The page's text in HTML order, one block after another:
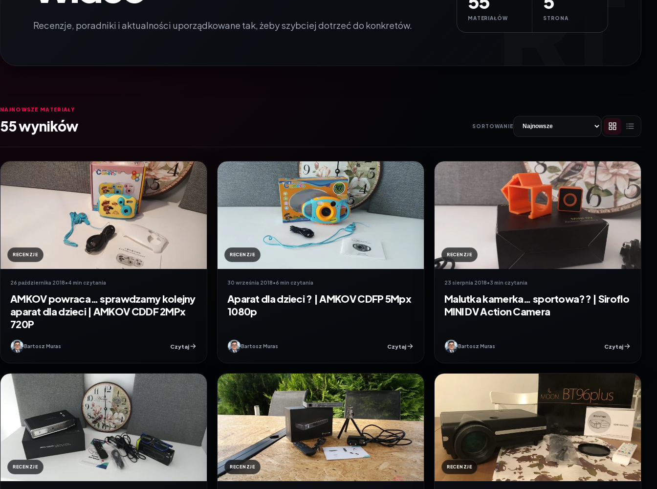
Recenzje, poradniki i aktualności uporządkowane tak, żeby szybciej dotrzeć do konkretów.
MATERIAŁÓW STRONA
NAJNOWSZE MATERIAŁY
55 wyników SORTOWANIE
RECENZJE
26 października 2018•4 min czytania
AMKOV powraca… sprawdzamy kolejny
aparat dla dzieci | AMKOV CDDF 2MPx
720P
Bartosz Muras Czytaj
RECENZJE
30 września 2018•6 min czytania
Aparat dla dzieci ? | AMKOV CDFP 5Mpx
1080p
Bartosz Muras Czytaj
RECENZJE
23 sierpnia 2018•3 min czytania
Malutka kamerka… sportowa?? | Siroflo
MINI DV Action Camera
Bartosz Muras Czytaj
RECENZJE RECENZJE RECENZJE